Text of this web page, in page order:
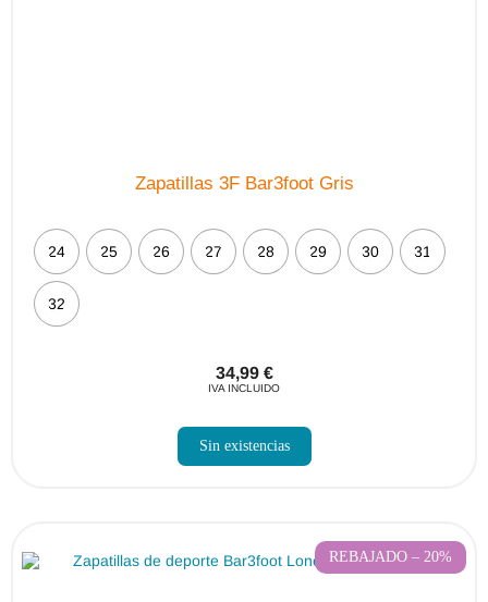
Zapatillas 3F Bar3foot Gris
24 25 26 27 28 29 30 31
32
34,99 €
IVA INCLUIDO
Sin existencias
REBAJADO – 20%